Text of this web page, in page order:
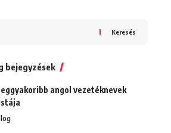
Keresés
bejegyzések
angol vezetéknevek